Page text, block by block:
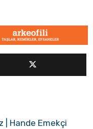
| Hande Emekçi